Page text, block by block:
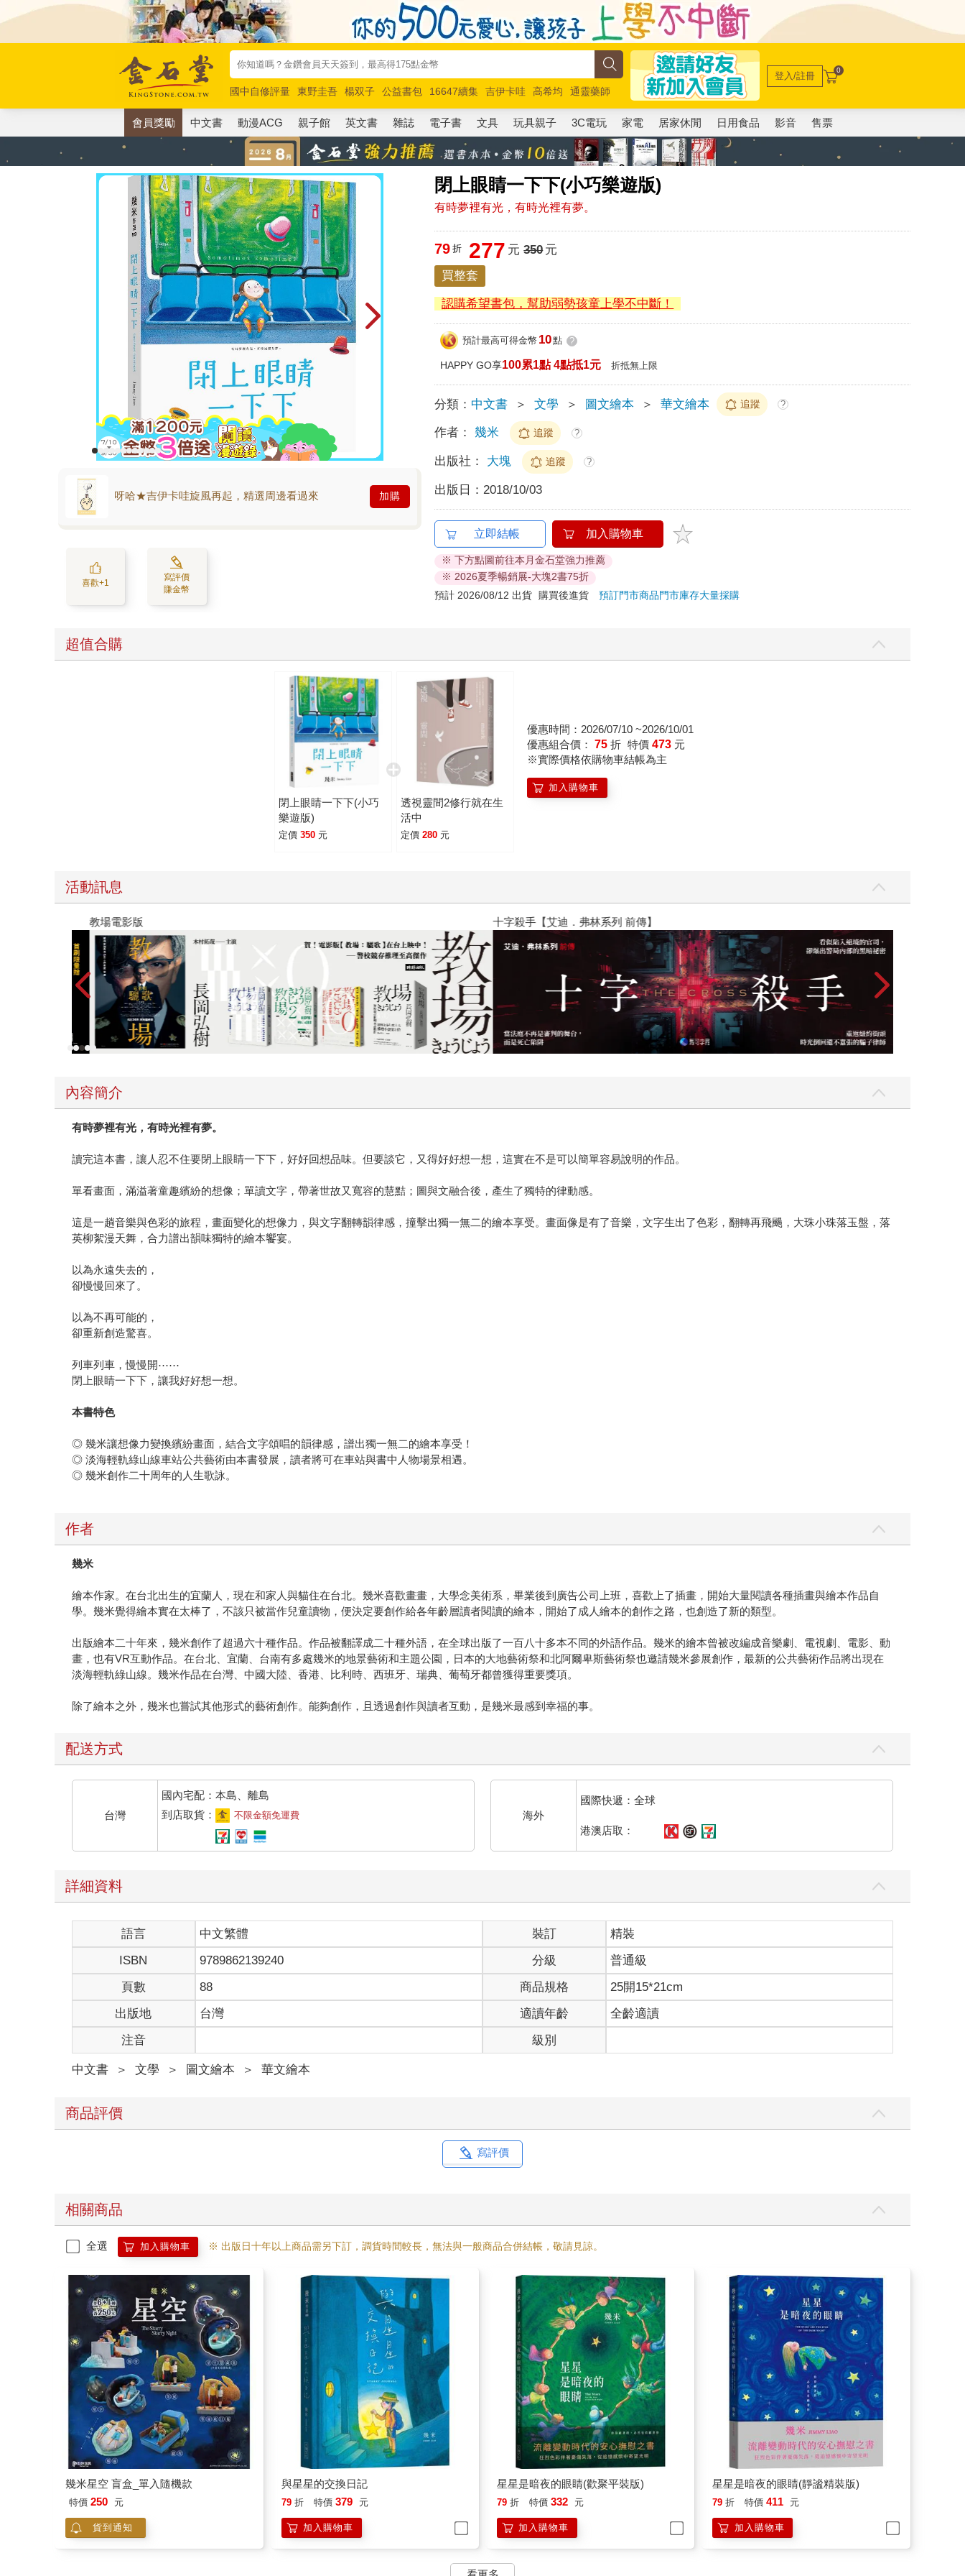
國中自修評量 東野圭吾 楊双子 公益書包 16647續集 吉伊卡哇 高希均
通靈藥師
唯紅花綻放
奧德賽 路邊攤新作 馬斯克 玩具總動員5 超慢跑
登入/註冊 0
會員獎勵 中文書 動漫ACG 親子館 英文書 雜誌 電子書 文具 玩具親子 3C電玩 家電 居家休閒 日用食品 影音 售票
閉上眼睛一下下(小巧樂遊版)
有時夢裡有光，有時光裡有夢。
呀哈★吉伊卡哇旋風再起，精選周邊看過來 加購
喜歡+1
寫評價
賺金幣
79 折 277 元 350元
買整套
認購希望書包，幫助弱勢孩童上學不中斷！
預計最高可得金幣 10點 ?
HAPPY GO享100累1點 4點抵1元 折抵無上限
分類： 中文書 ＞ 文學 ＞ 圖文繪本 ＞ 華文繪本 追蹤 ?
作者： 幾米 追蹤 ?
出版社： 大塊 追蹤 ?
出版日： 2018/10/03
立即結帳 加入購物車
※ 下方點圖前往本月金石堂強力推薦
※ 2026夏季暢銷展-大塊2書75折
預計 2026/08/12 出貨
購買後進貨預訂門市商品門市庫存大量採購
超值合購
閉上眼睛一下下(小巧
樂遊版)
定價 350 元
透視靈間2修行就在生
活中
定價 280 元
優惠時間：2026/07/10 ~2026/10/01
優惠組合價： 75 折 特價 473 元
※實際價格依購物車結帳為主
加入購物車
活動訊息
教場電影版 十字殺手【艾迪．弗林系列 前傳】
內容簡介
有時夢裡有光，有時光裡有夢。
讀完這本書，讓人忍不住要閉上眼睛一下下，好好回想品味。但要談它，又得好好想一想，這實在不是可以簡單容易說明的作品。
單看畫面，滿溢著童趣繽紛的想像；單讀文字，帶著世故又寬容的慧黠；圖與文融合後，產生了獨特的律動感。
這是一趟音樂與色彩的旅程，畫面變化的想像力，與文字翻轉韻律感，撞擊出獨一無二的繪本享受。畫面像是有了音樂，文字生出了色彩，翻轉再飛颺，大珠小珠落玉盤，落
英柳絮漫天舞，合力譜出韻味獨特的繪本饗宴。
以為永遠失去的，
卻慢慢回來了。
以為不再可能的，
卻重新創造驚喜。
列車列車，慢慢開⋯⋯
閉上眼睛一下下，讓我好好想一想。
本書特色
◎ 幾米讓想像力變換繽紛畫面，結合文字頌唱的韻律感，譜出獨一無二的繪本享受！
◎ 淡海輕軌綠山線車站公共藝術由本書發展，讀者將可在車站與書中人物場景相遇。
◎ 幾米創作二十周年的人生歌詠。
作者
幾米
繪本作家。在台北出生的宜蘭人，現在和家人與貓住在台北。幾米喜歡畫畫，大學念美術系，畢業後到廣告公司上班，喜歡上了插畫，開始大量閱讀各種插畫與繪本作品自
學。幾米覺得繪本實在太棒了，不該只被當作兒童讀物，便決定要創作給各年齡層讀者閱讀的繪本，開始了成人繪本的創作之路，也創造了新的類型。
出版繪本二十年來，幾米創作了超過六十種作品。作品被翻譯成二十種外語，在全球出版了一百八十多本不同的外語作品。幾米的繪本曾被改編成音樂劇、電視劇、電影、動
畫，也有VR互動作品。在台北、宜蘭、台南有多處幾米的地景藝術和主題公園，日本的大地藝術祭和北阿爾卑斯藝術祭也邀請幾米參展創作，最新的公共藝術作品將出現在
淡海輕軌綠山線。幾米作品在台灣、中國大陸、香港、比利時、西班牙、瑞典、葡萄牙都曾獲得重要獎項。
除了繪本之外，幾米也嘗試其他形式的藝術創作。能夠創作，且透過創作與讀者互動，是幾米最感到幸福的事。
配送方式
台灣
國內宅配：本島、離島
到店取貨：
不限金額免運費 海外
國際快遞：全球
港澳店取：
詳細資料
語言 中文繁體 裝訂
精裝
ISBN
9789862139240 分級
普通級
頁數
88 商品規格
25開15*21cm
出版地
台灣 適讀年齡
全齡適讀
注音
級別
中文書 ＞ 文學 ＞ 圖文繪本 ＞ 華文繪本
商品評價
寫評價
相關商品
全選 加入購物車 ※ 出版日十年以上商品需另下訂，調貨時間較長，無法與一般商品合併結帳，敬請見諒。
幾米星空 盲盒_單入隨機款
特價 250 元
貨到通知
與星星的交換日記
79 折 特價 379 元
加入購物車
星星是暗夜的眼睛(歡聚平裝版)
79 折 特價 332 元
加入購物車
星星是暗夜的眼睛(靜謐精裝版)
79 折 特價 411 元
加入購物車